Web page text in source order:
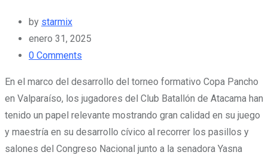
by starmix
enero 31, 2025
0 Comments
En el marco del desarrollo del torneo formativo Copa Pancho
en Valparaíso, los jugadores del Club Batallón de Atacama han
tenido un papel relevante mostrando gran calidad en su juego
y maestría en su desarrollo cívico al recorrer los pasillos y
salones del Congreso Nacional junto a la senadora Yasna